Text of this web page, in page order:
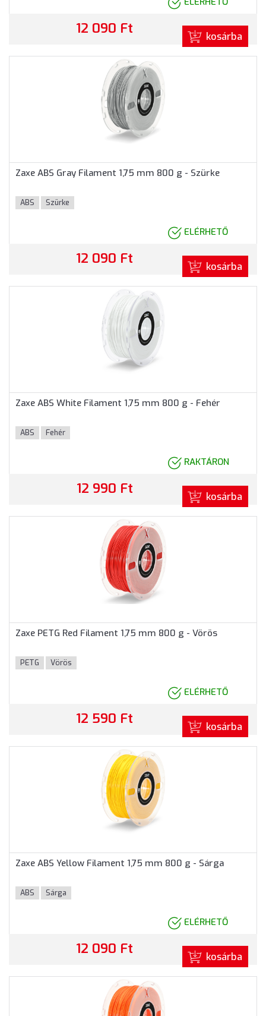
12 090 Ft kosárba
Zaxe ABS Gray Filament 1,75 mm 800 g - Szürke
ABS Szürke
ELÉRHETŐ
12 090 Ft kosárba
Zaxe ABS White Filament 1,75 mm 800 g - Fehér
ABS Fehér
RAKTÁRON
12 990 Ft kosárba
Zaxe PETG Red Filament 1,75 mm 800 g - Vörös
PETG Vörös
ELÉRHETŐ
12 590 Ft kosárba
Zaxe ABS Yellow Filament 1,75 mm 800 g - Sárga
ABS Sárga
ELÉRHETŐ
12 090 Ft kosárba